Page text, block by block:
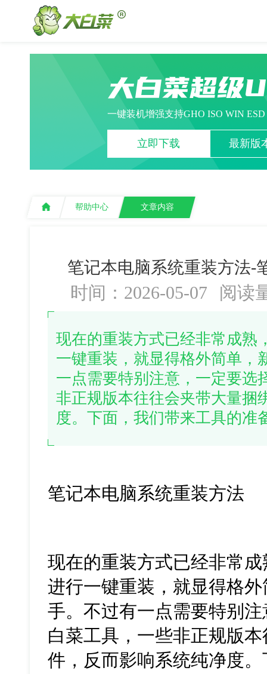
大白菜超级
一键装机增强支持GHO ISO WIN
立即下载 最新版
帮助中心 文章内容
笔记本电脑系统重装方法-
时间：2026-05-07 阅读
现在的重装方式已经非常成熟
一键重装，就显得格外简单，
一点需要特别注意，一定要选
非正规版本往往会夹带大量捆
度。下面，我们带来工具的准
笔记本电脑系统重装方法
现在的重装方式已经非常
进行一键重装，就显得格
手。不过有一点需要特别
白菜工具，一些非正规版
件，反而影响系统纯净度